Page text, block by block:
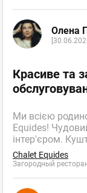
Олена
Красиве та
Ми всією
Equides!
інтер'єром.
Chalet Equides
Загородный